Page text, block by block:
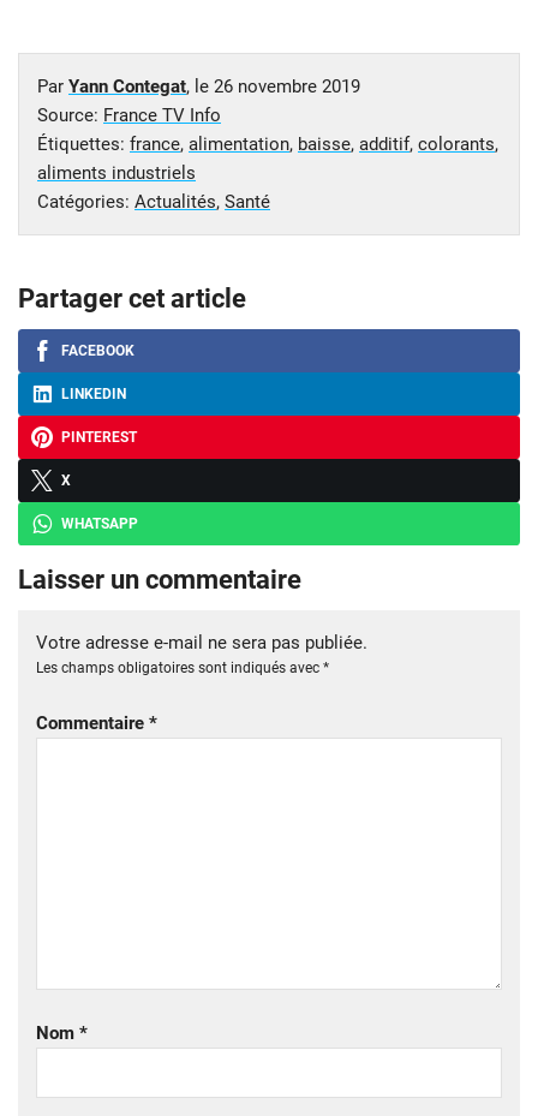
Par Yann Contegat, le 26 novembre 2019
Source: France TV Info
Étiquettes: france, alimentation, baisse, additif, colorants,
aliments industriels
Catégories: Actualités, Santé
Partager cet article
FACEBOOK
LINKEDIN
PINTEREST
X
WHATSAPP
Laisser un commentaire
Votre adresse e-mail ne sera pas publiée.
Les champs obligatoires sont indiqués avec *
Commentaire *
Nom *